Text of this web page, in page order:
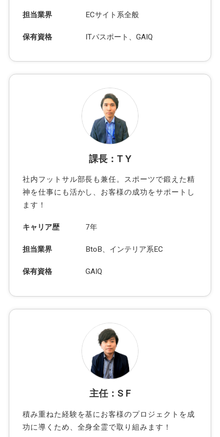
担当業界 ECサイト系全般
保有資格 ITパスポート、GAIQ
課長：T Y
社内フットサル部長も兼任。スポーツで鍛えた精
神を仕事にも活かし、お客様の成功をサポートし
ます！
キャリア歴 7年
担当業界 BtoB、インテリア系EC
保有資格 GAIQ
主任：S F
積み重ねた経験を基にお客様のプロジェクトを成
功に導くため、全身全霊で取り組みます！